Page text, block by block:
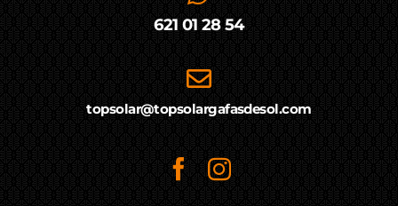
621 01 28 54
topsolar@topsolargafasdesol.com